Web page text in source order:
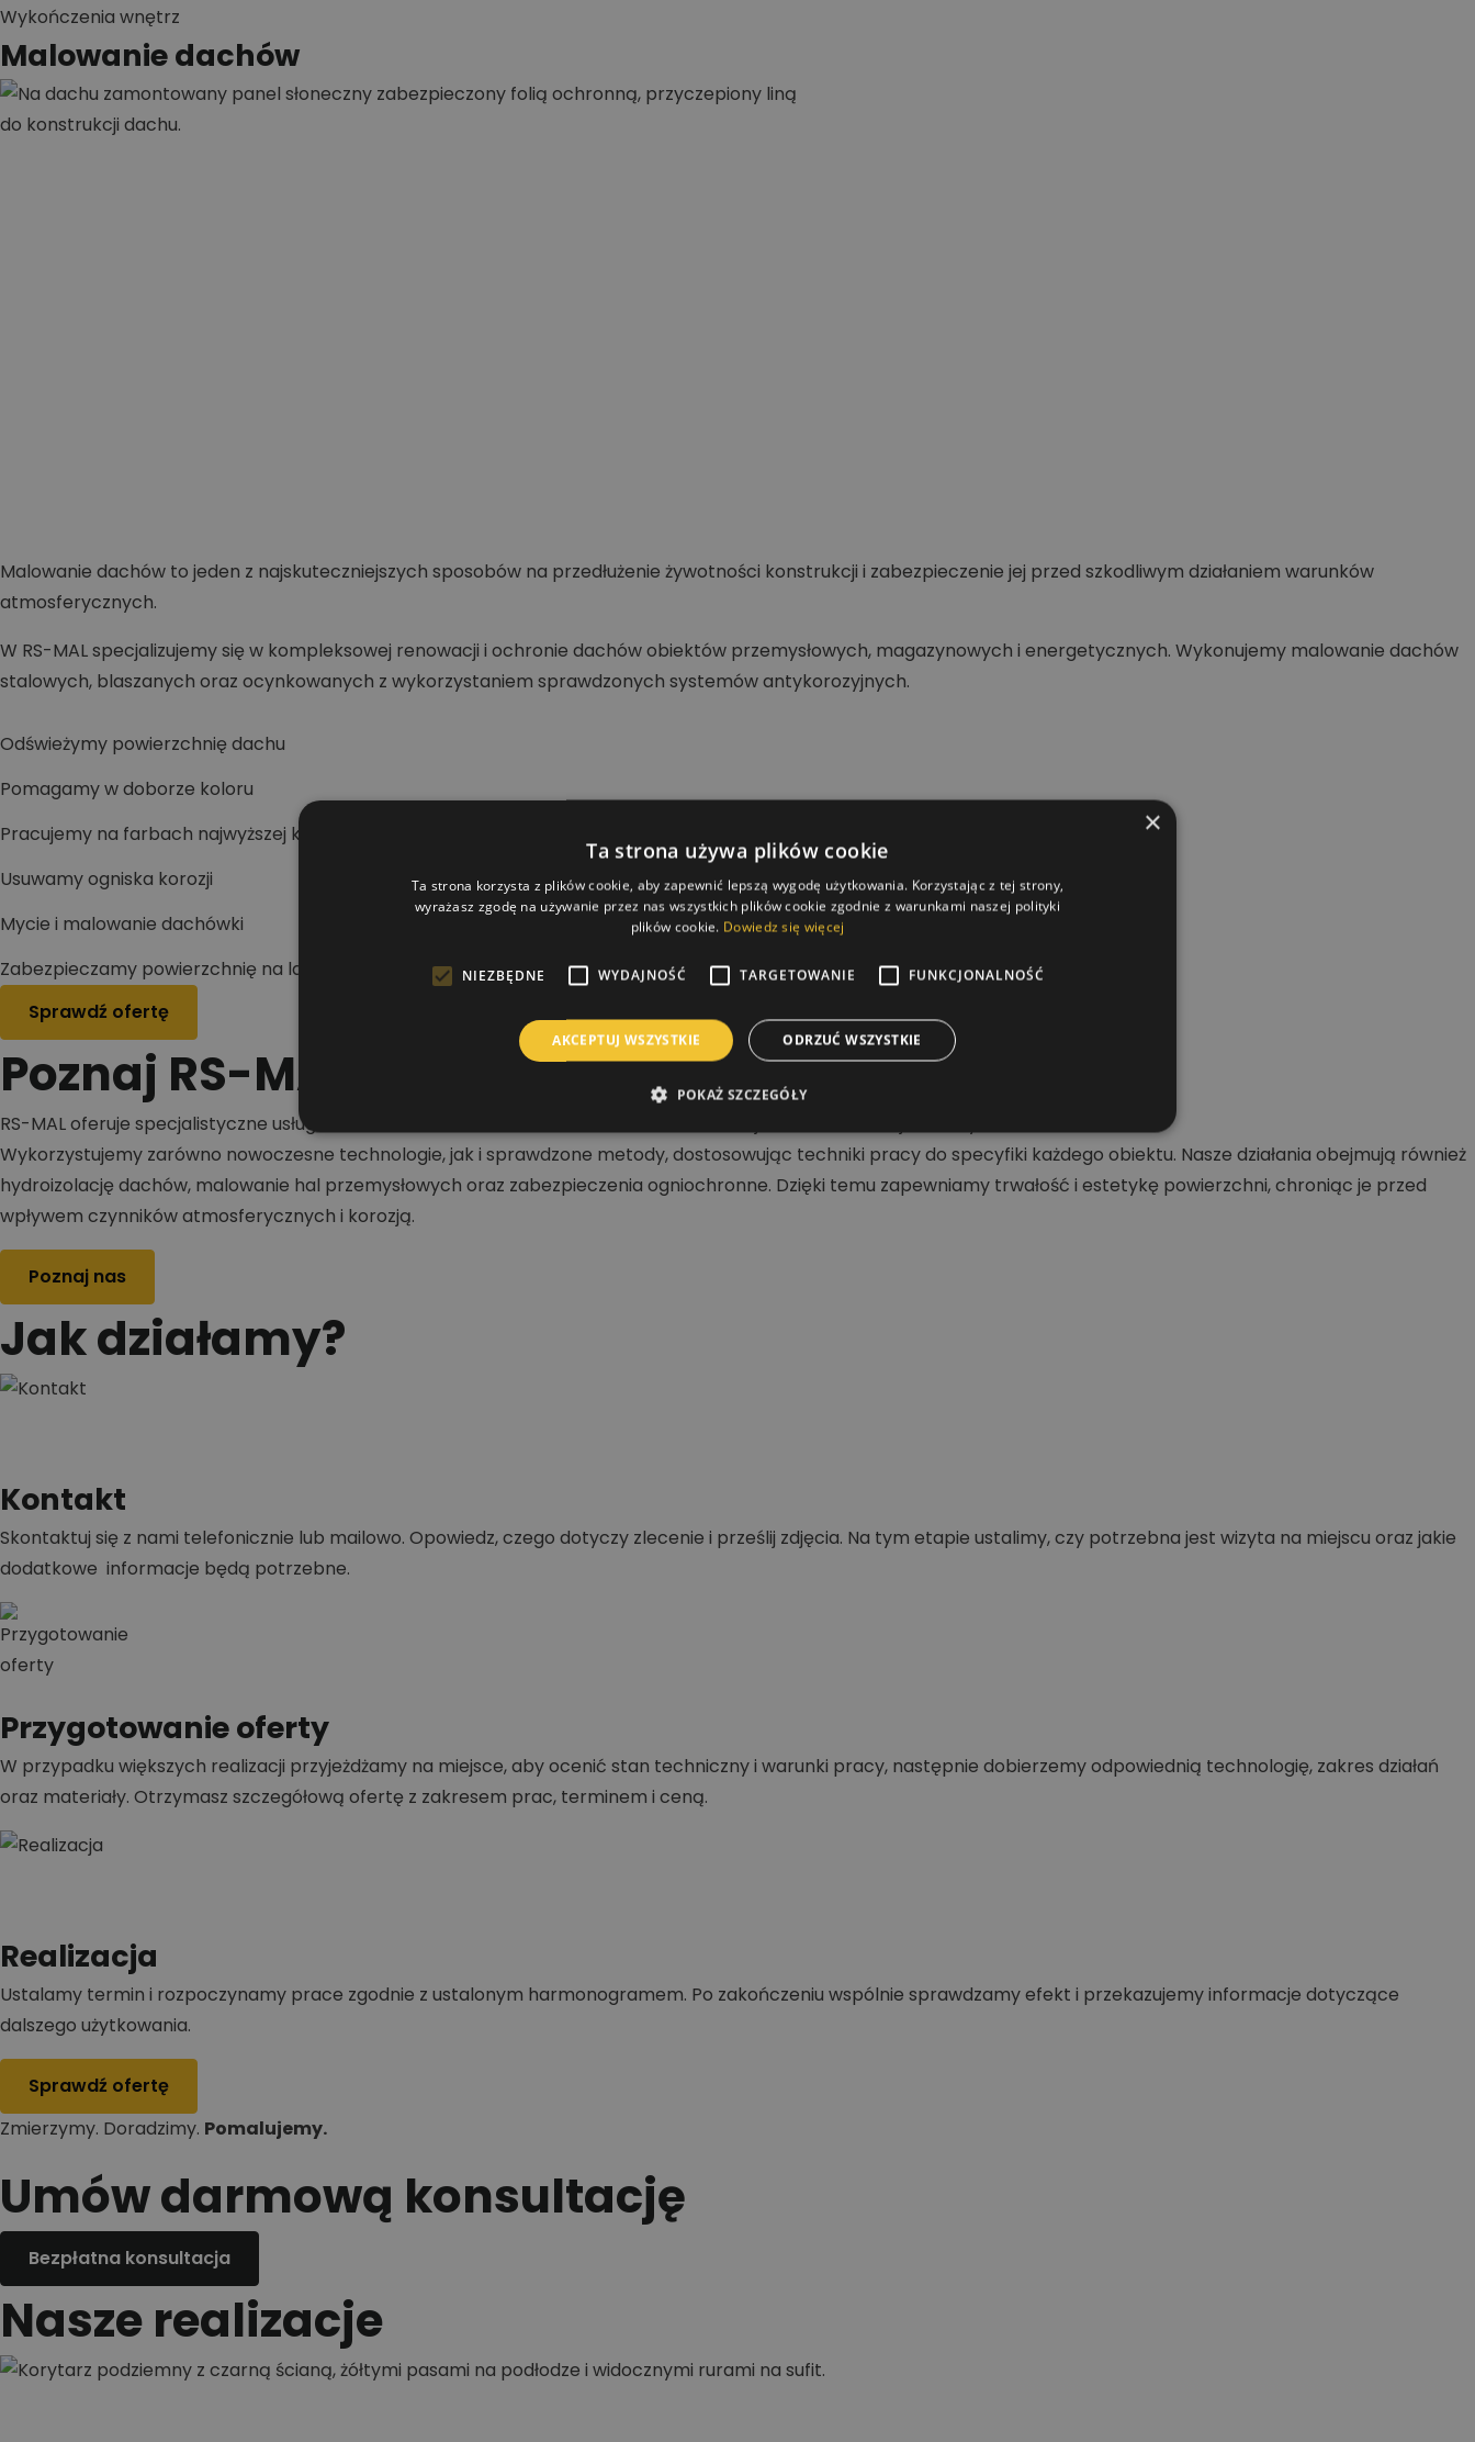
Wykończenia wnętrz
Malowanie dachów
Malowanie dachów to jeden z najskuteczniejszych sposobów na przedłużenie żywotności konstrukcji i zabezpieczenie jej przed szkodliwym działaniem warunków
atmosferycznych.
W RS-MAL specjalizujemy się w kompleksowej renowacji i ochronie dachów obiektów przemysłowych, magazynowych i energetycznych. Wykonujemy malowanie dachów
stalowych, blaszanych oraz ocynkowanych z wykorzystaniem sprawdzonych systemów antykorozyjnych.
Odświeżymy powierzchnię dachu
Pomagamy w doborze koloru
Pracujemy na farbach najwyższej klasy
Usuwamy ogniska korozji
Mycie i malowanie dachówki
Zabezpieczamy powierzchnię na lata
Sprawdź ofertę
Poznaj RS-MAL
RS-MAL oferuje specjalistyczne usługi w zakresie malowania dachów, malowania elewacji oraz konstrukcji stalowych.
Wykorzystujemy zarówno nowoczesne technologie, jak i sprawdzone metody, dostosowując techniki pracy do specyfiki każdego obiektu. Nasze działania obejmują również
hydroizolację dachów, malowanie hal przemysłowych oraz zabezpieczenia ogniochronne. Dzięki temu zapewniamy trwałość i estetykę powierzchni, chroniąc je przed
wpływem czynników atmosferycznych i korozją.
Poznaj nas
Jak działamy?
Kontakt
Skontaktuj się z nami telefonicznie lub mailowo. Opowiedz, czego dotyczy zlecenie i prześlij zdjęcia. Na tym etapie ustalimy, czy potrzebna jest wizyta na miejscu oraz jakie
dodatkowe informacje będą potrzebne.
Przygotowanie oferty
W przypadku większych realizacji przyjeżdżamy na miejsce, aby ocenić stan techniczny i warunki pracy, następnie dobierzemy odpowiednią technologię, zakres działań
oraz materiały. Otrzymasz szczegółową ofertę z zakresem prac, terminem i ceną.
Realizacja
Ustalamy termin i rozpoczynamy prace zgodnie z ustalonym harmonogramem. Po zakończeniu wspólnie sprawdzamy efekt i przekazujemy informacje dotyczące
dalszego użytkowania.
Sprawdź ofertę
Zmierzymy. Doradzimy. Pomalujemy.
Umów darmową konsultację
Bezpłatna konsultacja
Nasze realizacje
×
Ta strona używa plików cookie
Ta strona korzysta z plików cookie, aby zapewnić lepszą wygodę użytkowania. Korzystając z tej strony,
wyrażasz zgodę na używanie przez nas wszystkich plików cookie zgodnie z warunkami naszej polityki
plików cookie. Dowiedz się więcej
NIEZBĘDNE WYDAJNOŚĆ TARGETOWANIE FUNKCJONALNOŚĆ
AKCEPTUJ WSZYSTKIE ODRZUĆ WSZYSTKIE
POKAŻ SZCZEGÓŁY